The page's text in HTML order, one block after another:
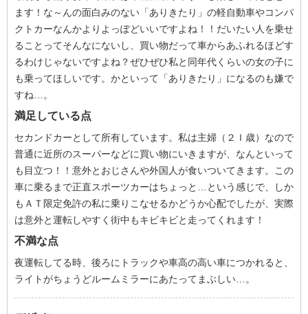
ます！な～んの面白みのない「ありきたり」の軽自動車やコンパ
クトカーなんかよりよっぽどいいですよね！！だいたい人を乗せ
ることってそんなにないし、買い物だって車からあふれるほどす
るわけじゃないですよね？ぜひぜひ私と同年代くらいの女の子に
も乗ってほしいです。かといって「ありきたり」になるのも嫌で
すね…。
満足している点
セカンドカーとして所有しています。私は主婦（２Ｉ歳）なので
普通に近所のスーパーなどに買い物にいきますが、なんといって
も目立つ！！意外とおじさんや外国人が食いついてきます。この
車に乗るまで正直スポーツカーはちょっと…という感じで、しか
もＡＴ限定免許の私に乗りこなせるかどうか心配でしたが、実際
は意外と運転しやすく街中もキビキビと走ってくれます！
不満な点
夜運転してる時、後ろにトラックや車高の高い車につかれると、
ライトがちょうどルームミラーにあたってまぶしい…。